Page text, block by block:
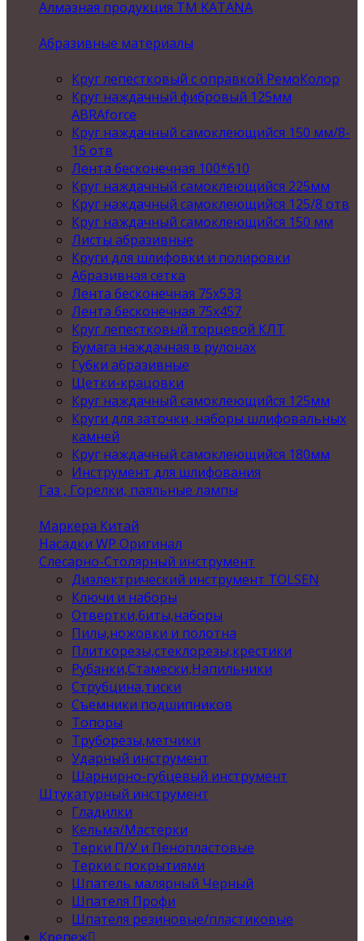
Алмазная продукция ТМ KATANA
Абразивные материалы
Круг лепестковый с оправкой РемоКолор
Круг наждачный фибровый 125мм
ABRAforce
Круг наждачный самоклеющийся 150 мм/8-
15 отв
Лента бесконечная 100*610
Круг наждачный самоклеющийся 225мм
Круг наждачный самоклеющийся 125/8 отв
Круг наждачный самоклеющийся 150 мм
Листы абразивные
Круги для шлифовки и полировки
Абразивная сетка
Лента бесконечная 75х533
Лента бесконечная 75х457
Круг лепестковый торцевой КЛТ
Бумага наждачная в рулонах
Губки абразивные
Щетки-крацовки
Круг наждачный самоклеющийся 125мм
Круги для заточки, наборы шлифовальных
камней
Круг наждачный самоклеющийся 180мм
Инструмент для шлифования
Газ , Горелки, паяльные лампы
Маркера Китай
Насадки WP Оригинал
Слесарно-Столярный инструмент
Диэлектрический инструмент TOLSEN
Ключи и наборы
Отвертки,биты,наборы
Пилы,ножовки и полотна
Плиткорезы,стеклорезы,крестики
Рубанки,Стамески,Напильники
Струбцина,тиски
Съемники подшипников
Топоры
Труборезы,метчики
Ударный инструмент
Шарнирно-губцевый инструмент
Штукатурный инструмент
Гладилки
Кельма/Мастерки
Терки П/У и Пенопластовые
Терки с покрытиями
Шпатель малярный Черный
Шпателя Профи
Шпателя резиновые/пластиковые
Крепеж